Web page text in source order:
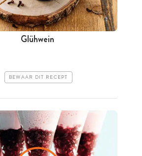
Glühwein
BEWAAR DIT RECEPT